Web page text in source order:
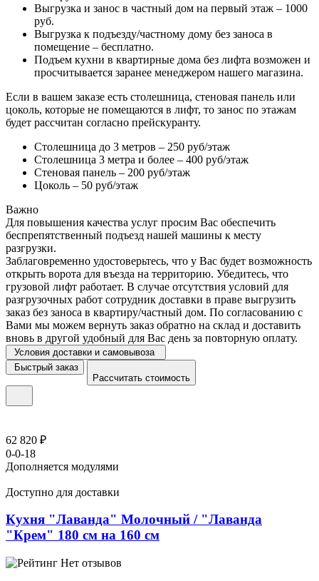
Выгрузка и занос в частный дом на первый этаж – 1000
руб.
Выгрузка к подъезду/частному дому без заноса в
помещение – бесплатно.
Подъем кухни в квартирные дома без лифта возможен и
просчитывается заранее менеджером нашего магазина.
Если в вашем заказе есть столешница, стеновая панель или
цоколь, которые не помещаются в лифт, то занос по этажам
будет рассчитан согласно прейскуранту.
Столешница до 3 метров – 250 руб/этаж
Столешница 3 метра и более – 400 руб/этаж
Стеновая панель – 200 руб/этаж
Цоколь – 50 руб/этаж
Важно
Для повышения качества услуг просим Вас обеспечить
беспрепятственный подъезд нашей машины к месту
разгрузки.
Заблаговременно удостоверьтесь, что у Вас будет возможность
открыть ворота для въезда на территорию. Убедитесь, что
грузовой лифт работает. В случае отсутствия условий для
разгрузочных работ сотрудник доставки в праве выгрузить
заказ без заноса в квартиру/частный дом. По согласованию с
Вами мы можем вернуть заказ обратно на склад и доставить
вновь в другой удобный для Вас день за повторную оплату.
Условия доставки и самовывоза
Быстрый заказ
Рассчитать стоимость
62 820 ₽
0-0-18
Дополняется модулями
Доступно для доставки
Кухня "Лаванда" Молочный / "Лаванда
"Крем" 180 см на 160 см
Нет отзывов